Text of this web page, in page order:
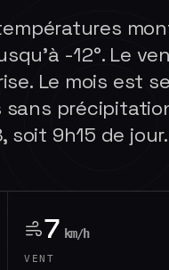
-12°. Le
Le mois est
soit 9h15 de jour.
7 km/h
VENT